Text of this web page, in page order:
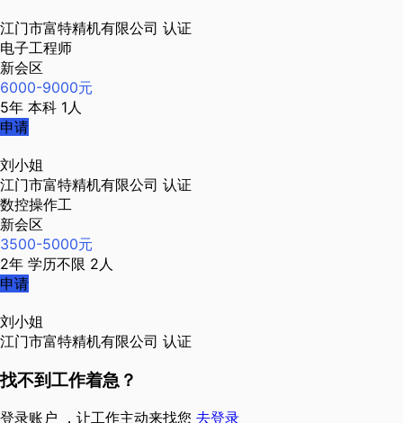
江门市富特精机有限公司 认证
电子工程师
新会区
6000-9000元
5年 本科 1人
申请
刘小姐
江门市富特精机有限公司 认证
数控操作工
新会区
3500-5000元
2年 学历不限 2人
申请
刘小姐
江门市富特精机有限公司 认证
找不到工作着急？
登录账户 ，让工作主动来找您 去登录